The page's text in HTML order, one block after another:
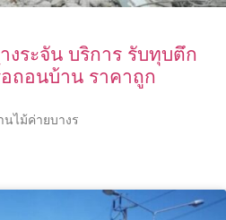
ระจัน บริการ รับทุบตึก
ถอนบ้าน ราคาถูก
ไม้ค่ายบางร